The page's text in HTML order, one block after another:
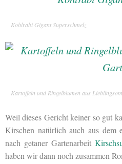
Kohlrabi Gigant Superschmelz
Kartoffeln und Ringelblumen aus
Weil dieses Gericht keiner so gut
Kirschen natürlich auch aus dem
nach getaner Gartenarbeit
haben wir dann noch zusammen